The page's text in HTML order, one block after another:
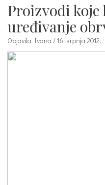
Proizvodi
uređivanje
Objavila Ivana / 16. srpnja 2012.